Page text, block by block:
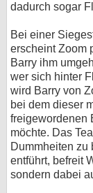
dadurch sogar
Bei einer
erscheint Zoom
Barry ihm
wer sich hinter
wird Barry von
bei dem dieser
freigewordenen
möchte. Das
Dummheiten zu
entführt, befreit
sondern dabei